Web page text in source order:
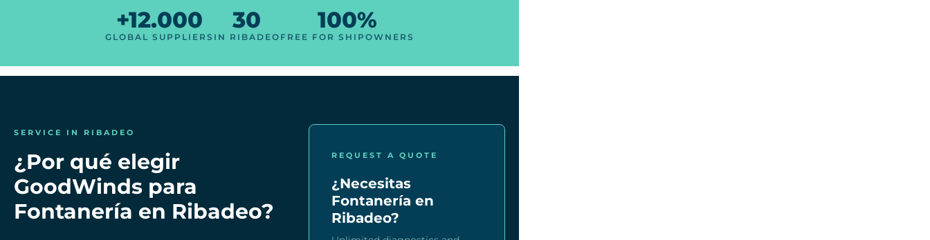
+12.000
GLOBAL SUPPLIERS
30
IN RIBADEO
100%
FREE FOR SHIPOWNERS
SERVICE IN RIBADEO
¿Por qué elegir
GoodWinds para
Fontanería en Ribadeo?
REQUEST A QUOTE
¿Necesitas
Fontanería en
Ribadeo?